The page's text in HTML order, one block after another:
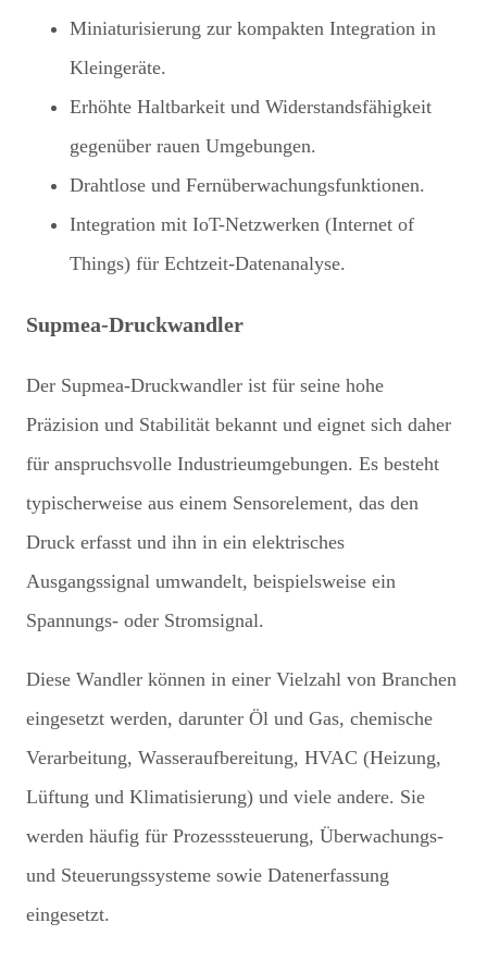
Miniaturisierung zur kompakten Integration in
Kleingeräte.
Erhöhte Haltbarkeit und Widerstandsfähigkeit
gegenüber rauen Umgebungen.
Drahtlose und Fernüberwachungsfunktionen.
Integration mit IoT-Netzwerken (Internet of
Things) für Echtzeit-Datenanalyse.
Supmea-Druckwandler
Der Supmea-Druckwandler ist für seine hohe
Präzision und Stabilität bekannt und eignet sich daher
für anspruchsvolle Industrieumgebungen. Es besteht
typischerweise aus einem Sensorelement, das den
Druck erfasst und ihn in ein elektrisches
Ausgangssignal umwandelt, beispielsweise ein
Spannungs- oder Stromsignal.
Diese Wandler können in einer Vielzahl von Branchen
eingesetzt werden, darunter Öl und Gas, chemische
Verarbeitung, Wasseraufbereitung, HVAC (Heizung,
Lüftung und Klimatisierung) und viele andere. Sie
werden häufig für Prozesssteuerung, Überwachungs-
und Steuerungssysteme sowie Datenerfassung
eingesetzt.